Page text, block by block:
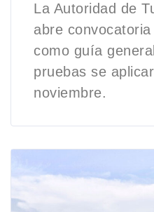
La Autoridad de
abre
como guía
pruebas se
noviembre.